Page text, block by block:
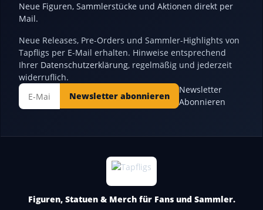
Neue Figuren, Sammlerstücke und Aktionen direkt per
Mail.
Neue Releases, Pre-Orders und Sammler-Highlights von
Tapfligs per E-Mail erhalten. Hinweise entsprechend
Ihrer Datenschutzerklärung, regelmäßig und jederzeit
widerruflich.
Newsletter abonnieren
Newsletter
Abonnieren
Figuren, Statuen & Merch für Fans und Sammler.